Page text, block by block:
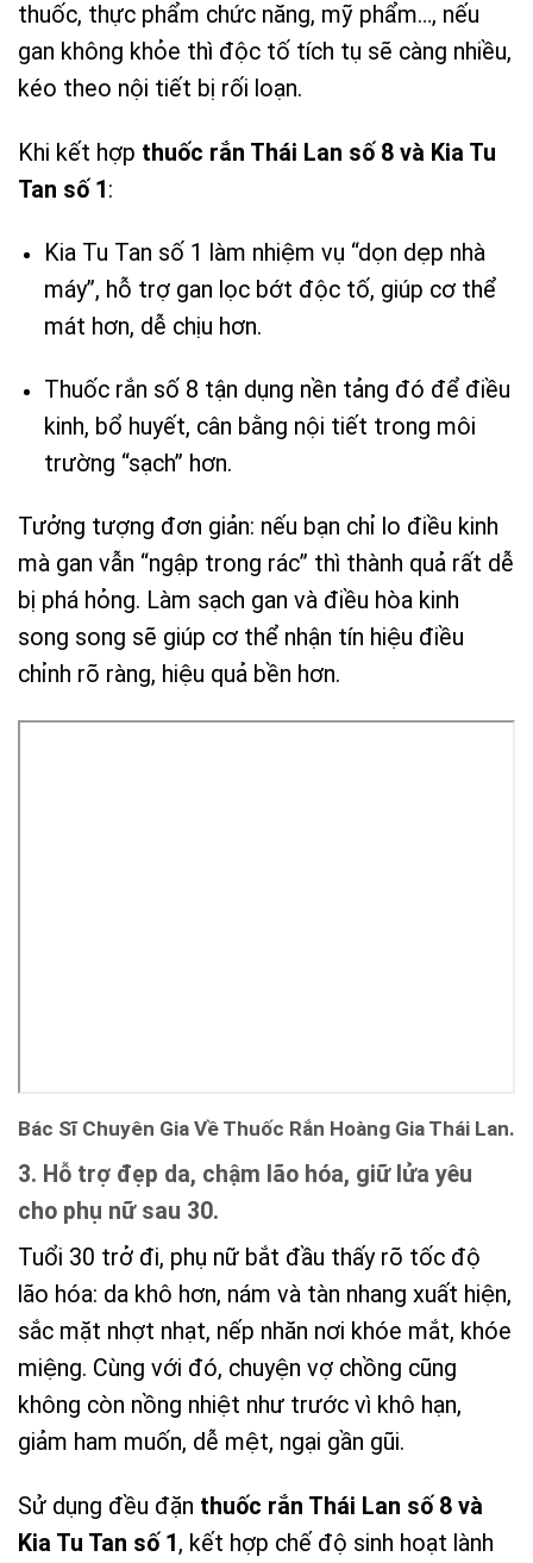
thuốc, thực phẩm chức năng, mỹ phẩm…, nếu
gan không khỏe thì độc tố tích tụ sẽ càng nhiều,
kéo theo nội tiết bị rối loạn.
Khi kết hợp thuốc rắn Thái Lan số 8 và Kia Tu
Tan số 1 :
Kia Tu Tan số 1 làm nhiệm vụ “dọn dẹp nhà
máy”, hỗ trợ gan lọc bớt độc tố, giúp cơ thể
mát hơn, dễ chịu hơn.
Thuốc rắn số 8 tận dụng nền tảng đó để điều
kinh, bổ huyết, cân bằng nội tiết trong môi
trường “sạch” hơn.
Tưởng tượng đơn giản: nếu bạn chỉ lo điều kinh
mà gan vẫn “ngập trong rác” thì thành quả rất dễ
bị phá hỏng. Làm sạch gan và điều hòa kinh
song song sẽ giúp cơ thể nhận tín hiệu điều
chỉnh rõ ràng, hiệu quả bền hơn.
Bác Sĩ Chuyên Gia Về Thuốc Rắn Hoàng Gia Thái Lan.
3. Hỗ trợ đẹp da, chậm lão hóa, giữ lửa yêu
cho phụ nữ sau 30.
Tuổi 30 trở đi, phụ nữ bắt đầu thấy rõ tốc độ
lão hóa: da khô hơn, nám và tàn nhang xuất hiện,
sắc mặt nhợt nhạt, nếp nhăn nơi khóe mắt, khóe
miệng. Cùng với đó, chuyện vợ chồng cũng
không còn nồng nhiệt như trước vì khô hạn,
giảm ham muốn, dễ mệt, ngại gần gũi.
Sử dụng đều đặn thuốc rắn Thái Lan số 8 và
Kia Tu Tan số 1, kết hợp chế độ sinh hoạt lành